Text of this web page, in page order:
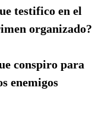
testifico en el
organizado?
conspiro para
enemigos